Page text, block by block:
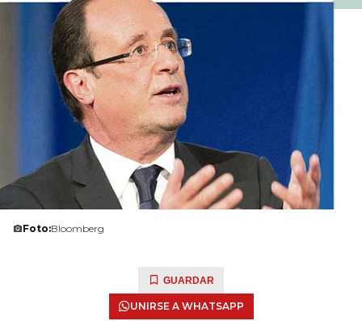
Foto:Bloomberg
GUARDAR
UNIRSE A WHATSAPP